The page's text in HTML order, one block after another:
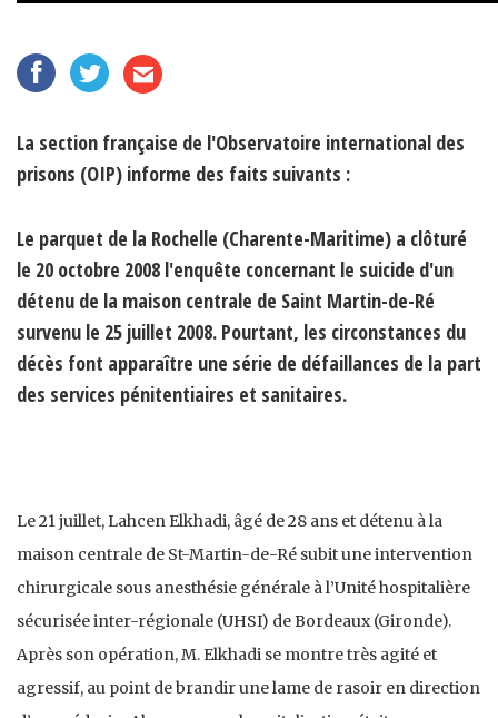
La section française de l'Observatoire international des
prisons (OIP) informe des faits suivants :
Le parquet de la Rochelle (Charente-Maritime) a clôturé
le 20 octobre 2008 l'enquête concernant le suicide d'un
détenu de la maison centrale de Saint Martin-de-Ré
survenu le 25 juillet 2008. Pourtant, les circonstances du
décès font apparaître une série de défaillances de la part
des services pénitentiaires et sanitaires.
Le 21 juillet, Lahcen Elkhadi, âgé de 28 ans et détenu à la
maison centrale de St-Martin-de-Ré subit une intervention
chirurgicale sous anesthésie générale à l’Unité hospitalière
sécurisée inter-régionale (UHSI) de Bordeaux (Gironde).
Après son opération, M. Elkhadi se montre très agité et
agressif, au point de brandir une lame de rasoir en direction